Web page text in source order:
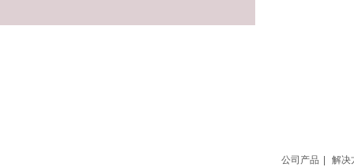
公司产品 解决